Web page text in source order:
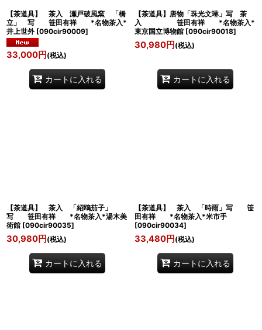
【茶道具】 茶入 瀬戸破風窯 「橋
立」 写 笹田有祥 *名物茶入*
井上世外 [090cir90009]
33,000円 (税込)
カートに入れる
【茶道具】唐物「珠光文琳」写 茶
入 笹田有祥 *名物茶入*
東京国立博物館 [090cir90018]
30,980円 (税込)
カートに入れる
【茶道具】 茶入 「紹鴎茄子」
写 笹田有祥 *名物茶入*湯木美
術館 [090cir90035]
30,980円 (税込)
カートに入れる
【茶道具】 茶入 「時雨」写 笹
田有祥 *名物茶入*米市手
[090cir90034]
33,480円 (税込)
カートに入れる